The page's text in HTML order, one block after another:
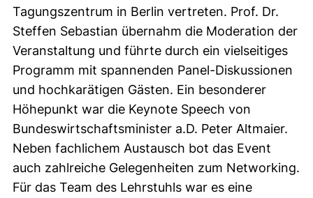
Tagungszentrum in Berlin vertreten. Prof. Dr.
Steffen Sebastian übernahm die Moderation der
Veranstaltung und führte durch ein vielseitiges
Programm mit spannenden Panel-Diskussionen
und hochkarätigen Gästen. Ein besonderer
Höhepunkt war die Keynote Speech von
Bundeswirtschaftsminister a.D. Peter Altmaier.
Neben fachlichem Austausch bot das Event
auch zahlreiche Gelegenheiten zum Networking.
Für das Team des Lehrstuhls war es eine